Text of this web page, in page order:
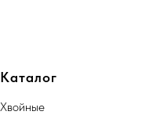
Каталог
Хвойные